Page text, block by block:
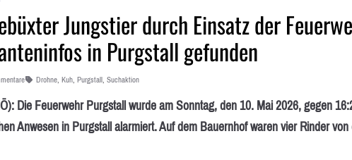
Jungstier durch Einsatz der
in Purgstall gefunden
Drohne, Kuh, Purgstall, Suchaktion
Die Feuerwehr Purgstall wurde am Sonntag, den 10. Mai 2026, gegen
Anwesen in Purgstall alarmiert. Auf dem Bauernhof waren vier Rinder